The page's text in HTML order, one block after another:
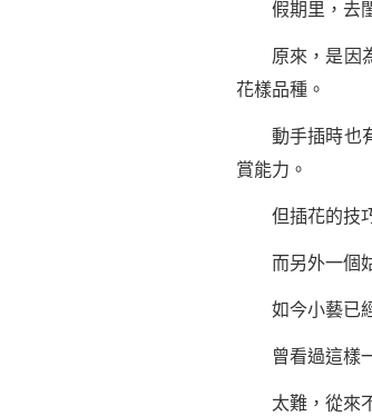
假期里，去閨
原來，是因為
花樣品種。
動手插時也有
賞能力。
但插花的技巧
而另外一個姑
如今小藝已經
曾看過這樣
太難，從來不